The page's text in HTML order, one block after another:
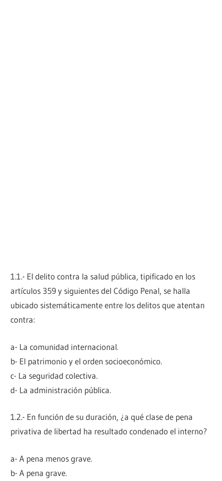
1.1.- El delito contra la salud pública, tipificado en los
artículos 359 y siguientes del Código Penal, se halla
ubicado sistemáticamente entre los delitos que atentan
contra:
a- La comunidad internacional.
b- El patrimonio y el orden socioeconómico.
c- La seguridad colectiva.
d- La administración pública.
1.2.- En función de su duración, ¿a qué clase de pena
privativa de libertad ha resultado condenado el interno?
a- A pena menos grave.
b- A pena grave.